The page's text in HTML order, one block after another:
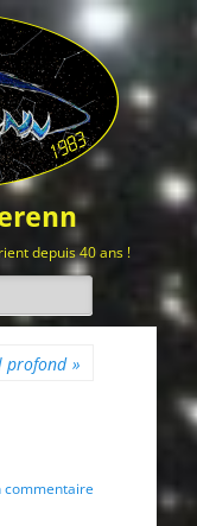
depuis 40 ans !
profond »
commentaire